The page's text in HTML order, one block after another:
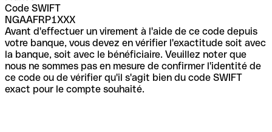
Code SWIFT
NGAAFRP1XXX
Avant d'effectuer un virement à l'aide de ce code depuis
votre banque, vous devez en vérifier l'exactitude soit avec
la banque, soit avec le bénéficiaire. Veuillez noter que
nous ne sommes pas en mesure de confirmer l'identité de
ce code ou de vérifier qu'il s'agit bien du code SWIFT
exact pour le compte souhaité.